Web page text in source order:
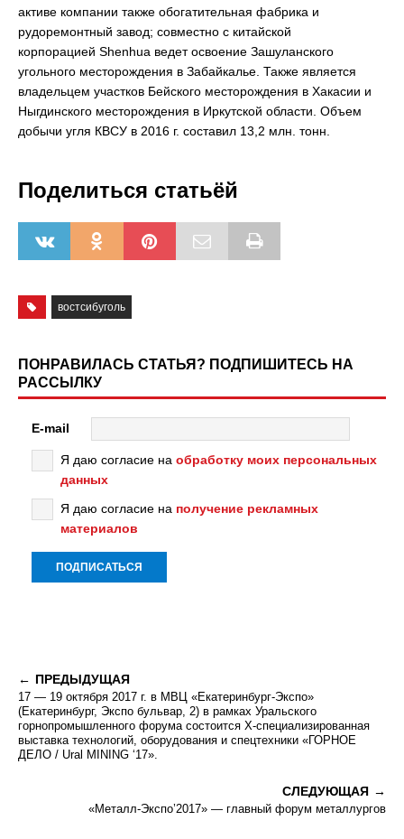
активе компании также обогатительная фабрика и
рудоремонтный завод; совместно с китайской
корпорацией Shenhua ведет освоение Зашуланского
угольного месторождения в Забайкалье. Также является
владельцем участков Бейского месторождения в Хакасии и
Ныгдинского месторождения в Иркутской области. Объем
добычи угля КВСУ в 2016 г. составил 13,2 млн. тонн.
Поделиться статьёй
востсибуголь
ПОНРАВИЛАСЬ СТАТЬЯ? ПОДПИШИТЕСЬ НА
РАССЫЛКУ
E-mail
Я даю согласие на обработку моих персональных
данных
Я даю согласие на получение рекламных
материалов
ПРЕДЫДУЩАЯ
17 — 19 октября 2017 г. в МВЦ «Екатеринбург-Экспо»
(Екатеринбург, Экспо бульвар, 2) в рамках Уральского
горнопромышленного форума состоится Х-специализированная
выставка технологий, оборудования и спецтехники «ГОРНОЕ
ДЕЛО / Ural MINING ‘17».
СЛЕДУЮЩАЯ
«Металл-Экспо’2017» — главный форум металлургов